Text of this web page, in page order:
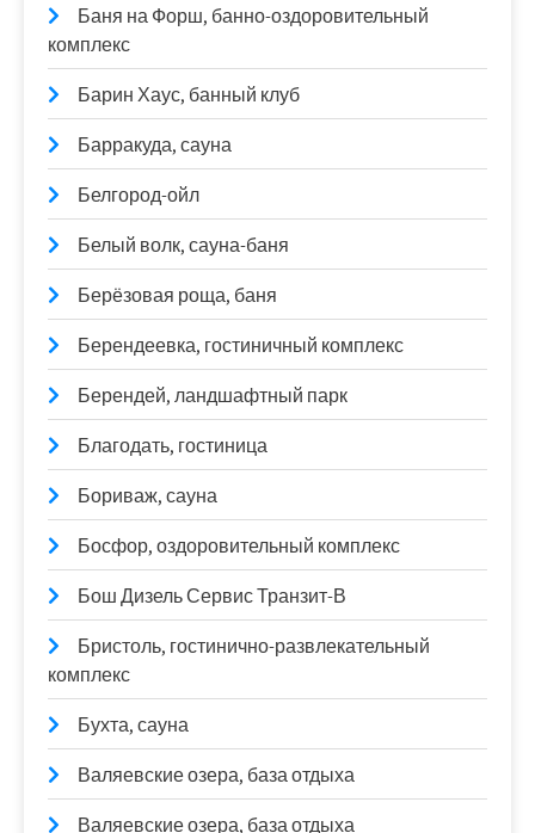
Баня на Форш, банно-оздоровительный
комплекс
Барин Хаус, банный клуб
Барракуда, сауна
Белгород-ойл
Белый волк, сауна-баня
Берёзовая роща, баня
Берендеевка, гостиничный комплекс
Берендей, ландшафтный парк
Благодать, гостиница
Бориваж, сауна
Босфор, оздоровительный комплекс
Бош Дизель Сервис Транзит-В
Бристоль, гостинично-развлекательный
комплекс
Бухта, сауна
Валяевские озера, база отдыха
Валяевские озера, база отдыха